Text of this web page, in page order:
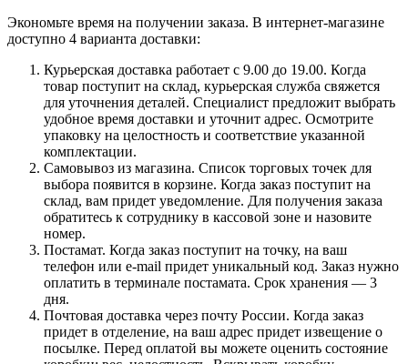
Экономьте время на получении заказа. В интернет-магазине
доступно 4 варианта доставки:
Курьерская доставка работает с 9.00 до 19.00. Когда
товар поступит на склад, курьерская служба свяжется
для уточнения деталей. Специалист предложит выбрать
удобное время доставки и уточнит адрес. Осмотрите
упаковку на целостность и соответствие указанной
комплектации.
Самовывоз из магазина. Список торговых точек для
выбора появится в корзине. Когда заказ поступит на
склад, вам придет уведомление. Для получения заказа
обратитесь к сотруднику в кассовой зоне и назовите
номер.
Постамат. Когда заказ поступит на точку, на ваш
телефон или e-mail придет уникальный код. Заказ нужно
оплатить в терминале постамата. Срок хранения — 3
дня.
Почтовая доставка через почту России. Когда заказ
придет в отделение, на ваш адрес придет извещение о
посылке. Перед оплатой вы можете оценить состояние